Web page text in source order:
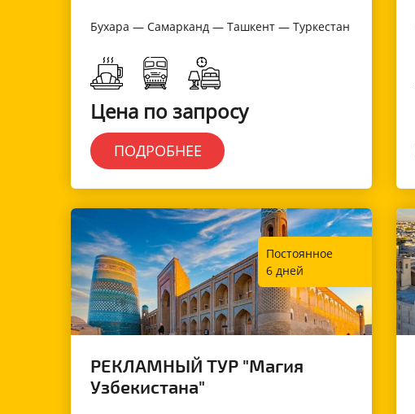
Бухара — Самарканд — Ташкент — Туркестан
Цена по запросу
ПОДРОБНЕЕ
Постоянное
6 дней
РЕКЛАМНЫЙ ТУР "Магия
Узбекистана"